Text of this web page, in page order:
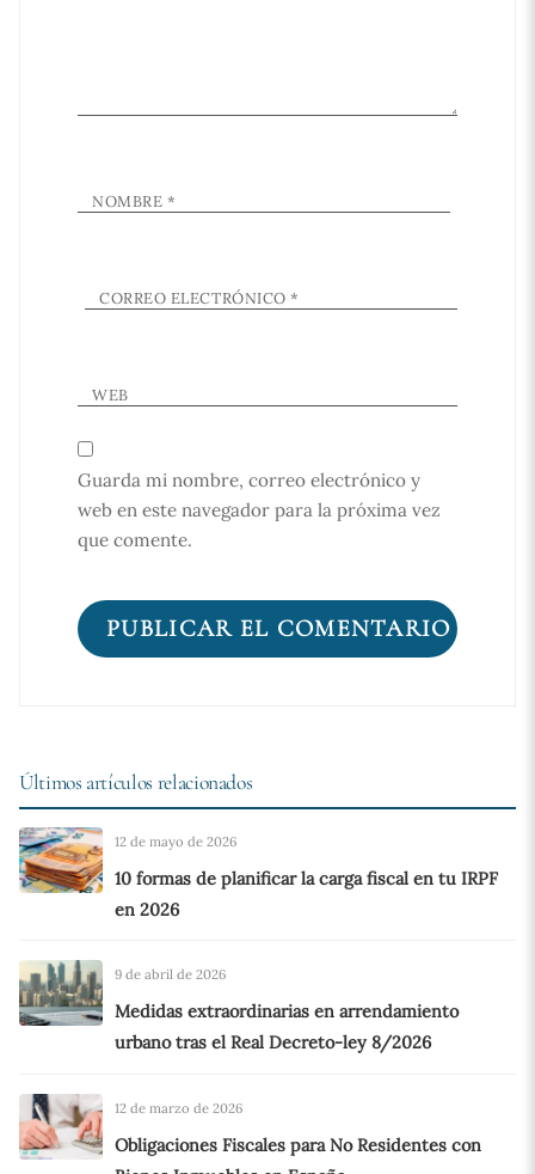
NOMBRE *
CORREO ELECTRÓNICO*
WEB
Guarda mi nombre, correo electrónico y
web en este navegador para la próxima vez
que comente.
Últimos artículos relacionados
12 de mayo de 2026
10 formas de planificar la carga fiscal en tu IRPF
en 2026
9 de abril de 2026
Medidas extraordinarias en arrendamiento
urbano tras el Real Decreto-ley 8/2026
12 de marzo de 2026
Obligaciones Fiscales para No Residentes con